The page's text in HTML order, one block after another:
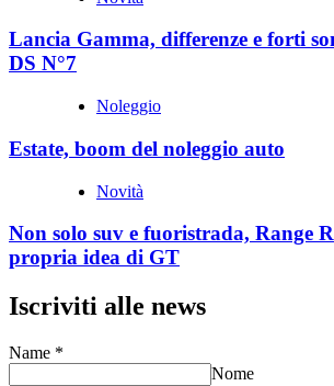
Lancia Gamma, differenze e forti
DS N°7
Noleggio
Estate, boom del noleggio auto
Novità
Non solo suv e fuoristrada, Range
propria idea di GT
Iscriviti alle news
Name *
Nome